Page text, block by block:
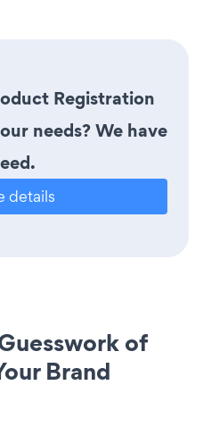
Registration
needs? We have
details
of
Brand